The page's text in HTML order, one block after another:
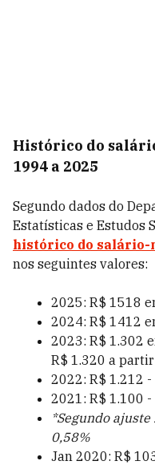
Histórico do
1994 a 2025
Segundo dados do
Estatísticas e Estudos
histórico do salário-
nos seguintes valores:
2025: R$ 1518
2024: R$ 1412
2023: R$ 1.302
R$ 1.320 a
2022: R$ 1.212
2021: R$ 1.100
*Segundo
0,58%
Jan 2020: R$